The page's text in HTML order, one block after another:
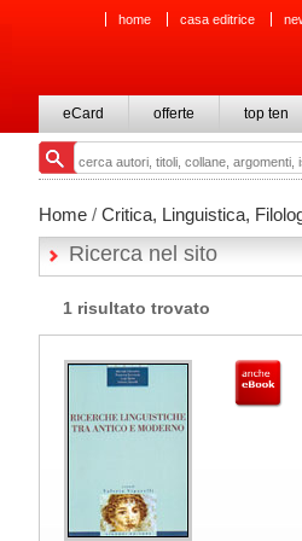
home casa editrice
eCard offerte top ten
Home / Critica, Linguistica,
Ricerca nel sito
1 risultato trovato